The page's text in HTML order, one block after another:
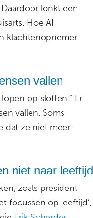
lonkt een
Hoe AI
klachtenopnemer
vallen
op sloffen.” Er
vallen. Soms
dat ze niet meer
niet naar leeftijd
zoals president
focussen op leeftijd’,